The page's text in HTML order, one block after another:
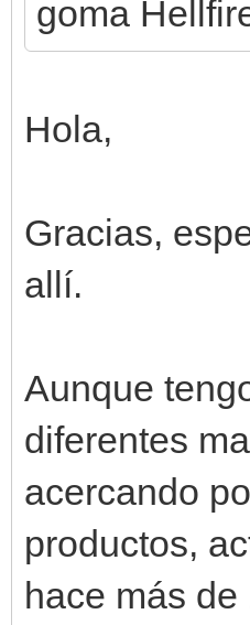
goma
Hola,
Gracias,
allí.
Aunque
diferentes
acercando
productos,
hace más